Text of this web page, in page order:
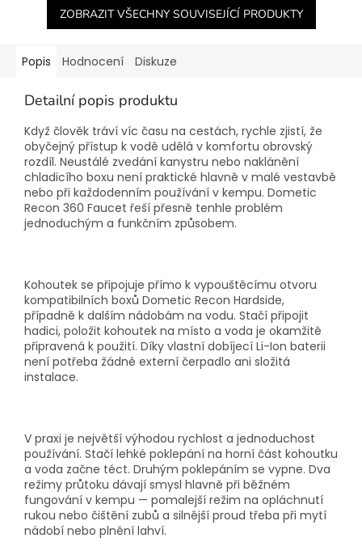
ZOBRAZIT VŠECHNY SOUVISEJÍCÍ PRODUKTY
Popis Hodnocení Diskuze
Detailní popis produktu
Když člověk tráví víc času na cestách, rychle zjistí, že
obyčejný přístup k vodě udělá v komfortu obrovský
rozdíl. Neustálé zvedání kanystru nebo naklánění
chladicího boxu není praktické hlavně v malé vestavbě
nebo při každodenním používání v kempu. Dometic
Recon 360 Faucet řeší přesně tenhle problém
jednoduchým a funkčním způsobem.
Kohoutek se připojuje přímo k vypouštěcímu otvoru
kompatibilních boxů Dometic Recon Hardside,
případně k dalším nádobám na vodu. Stačí připojit
hadici, položit kohoutek na místo a voda je okamžitě
připravená k použití. Díky vlastní dobíjecí Li-Ion baterii
není potřeba žádné externí čerpadlo ani složitá
instalace.
V praxi je největší výhodou rychlost a jednoduchost
používání. Stačí lehké poklepání na horní část kohoutku
a voda začne téct. Druhým poklepáním se vypne. Dva
režimy průtoku dávají smysl hlavně při běžném
fungování v kempu — pomalejší režim na opláchnutí
rukou nebo čištění zubů a silnější proud třeba při mytí
nádobí nebo plnění lahví.